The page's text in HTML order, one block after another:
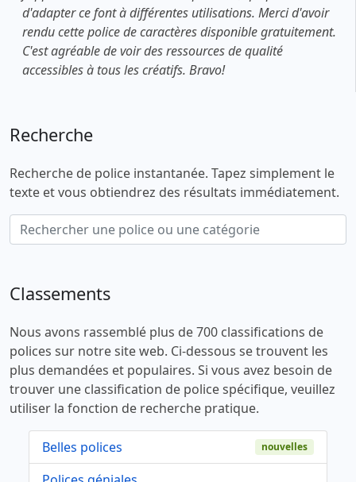
d'adapter ce font à différentes utilisations. Merci d'avoir
rendu cette police de caractères disponible gratuitement.
C'est agréable de voir des ressources de qualité
accessibles à tous les créatifs. Bravo!
Recherche
Recherche de police instantanée. Tapez simplement le
texte et vous obtiendrez des résultats immédiatement.
Classements
Nous avons rassemblé plus de 700 classifications de
polices sur notre site web. Ci-dessous se trouvent les
plus demandées et populaires. Si vous avez besoin de
trouver une classification de police spécifique, veuillez
utiliser la fonction de recherche pratique.
Belles polices nouvelles